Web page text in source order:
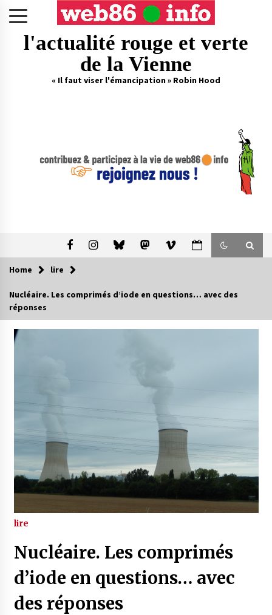
l'actualité rouge et verte
de la Vienne
« Il faut viser l'émancipation » Robin Hood
Home lire
Nucléaire. Les comprimés d’iode en questions… avec des
réponses
lire
Nucléaire. Les comprimés
d’iode en questions… avec
des réponses